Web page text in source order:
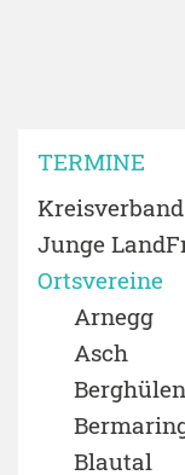
TERMINE
Kreisverband
Junge
Ortsvereine
Arnegg
Asch
Berghülen
Blautal